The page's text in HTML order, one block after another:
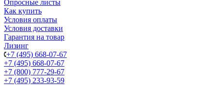
Опросные листы
Как купить
Условия оплаты
Условия доставки
Гарантия на товар
Лизинг
+7 (495) 668-07-67
+7 (495) 668-07-67
+7 (800) 777-29-67
+7 (495) 233-93-59